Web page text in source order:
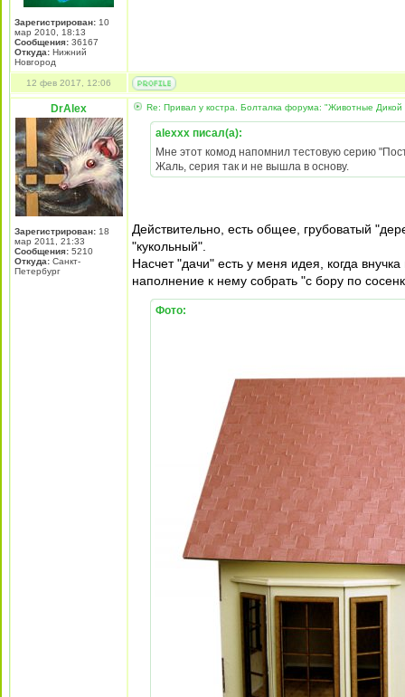
Зарегистрирован: 10
мар 2010, 18:13
Сообщения: 36167
Откуда: Нижний
Новгород
12 фев 2017, 12:06
DrAlex
Зарегистрирован: 18
мар 2011, 21:33
Сообщения: 5210
Откуда: Санкт-
Петербург
Re: Привал у костра. Болталка форума: "Животные
alexxx писал(а):
Мне этот комод напомнил тестовую серию
Жаль, серия так и не вышла в основу.
Действительно, есть общее, грубоватый
"кукольный".
Насчет "дачи" есть у меня идея, когда
наполнение к нему собрать "с бору по
Фото: